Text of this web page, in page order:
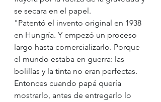
se secara en el papel.
"Patentó el invento original en 1938
en Hungría. Y empezó un proceso
largo hasta comercializarlo. Porque
el mundo estaba en guerra: las
bolillas y la tinta no eran perfectas.
Entonces cuando papá quería
mostrarlo, antes de entregarlo lo